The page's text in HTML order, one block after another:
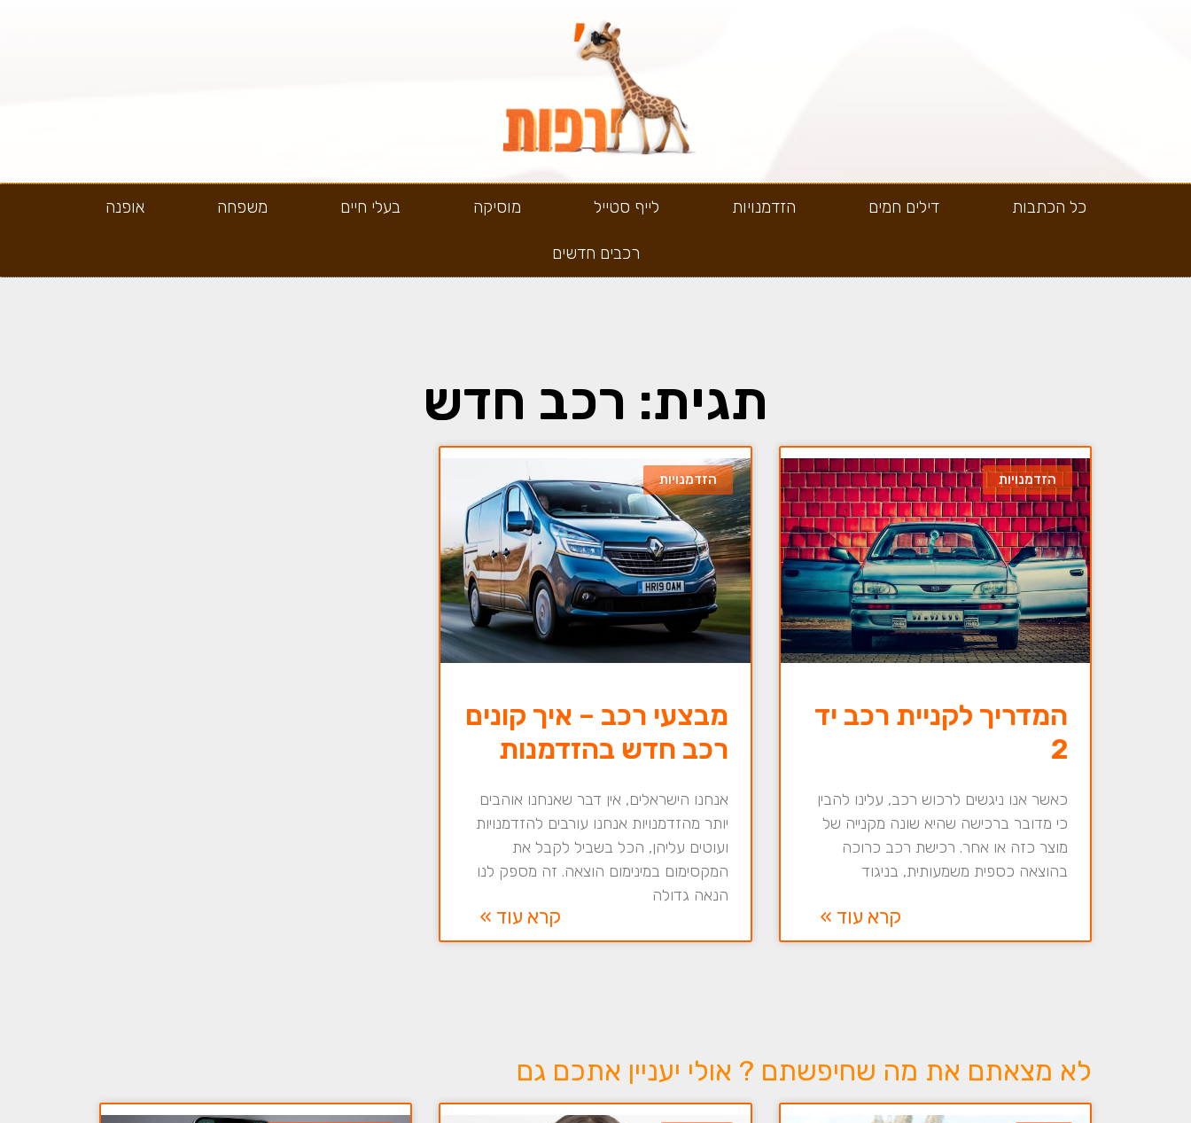
כל הכתבות דילים חמים הזדמנויות לייף סטייל מוסיקה בעלי חיים משפחה אופנה
רכבים חדשים
תגית: רכב חדש
הזדמנויות
המדריך לקניית רכב יד
2
כאשר אנו ניגשים לרכוש רכב, עלינו להבין
כי מדובר ברכישה שהיא שונה מקנייה של
מוצר כזה או אחר. רכישת רכב כרוכה
בהוצאה כספית משמעותית, בניגוד
קרא עוד »
הזדמנויות
מבצעי רכב – איך קונים
רכב חדש בהזדמנות
אנחנו הישראלים, אין דבר שאנחנו אוהבים
יותר מהזדמנויות אנחנו עורבים להזדמנויות
ועוטים עליהן, הכל בשביל לקבל את
המקסימום במינימום הוצאה. זה מספק לנו
הנאה גדולה
קרא עוד »
לא מצאתם את מה שחיפשתם ? אולי יעניין אתכם גם